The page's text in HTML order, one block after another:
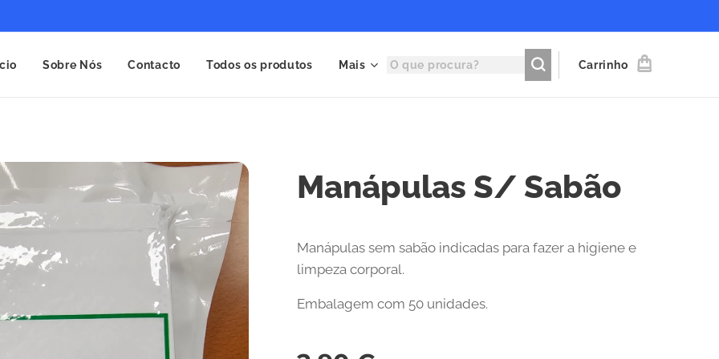
Sobre Nós Contacto Todos os produtos Mais Carrinho
Manápulas S/ Sabão
Manápulas sem sabão indicadas para fazer a higiene e
limpeza corporal.
Embalagem com 50 unidades.